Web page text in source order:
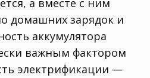
а вместе с ним
домашних зарядок и
аккумулятора
важным фактором
электрификации —